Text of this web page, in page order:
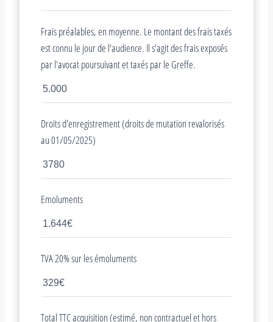
Frais préalables, en moyenne. Le montant des frais taxés
est connu le jour de l'audience. Il s'agit des frais exposés
par l'avocat poursuivant et taxés par le Greffe.
Droits d'enregistrement (droits de mutation revalorisés
au 01/05/2025)
Emoluments
TVA 20% sur les émoluments
Total TTC acquisition (estimé, non contractuel et hors